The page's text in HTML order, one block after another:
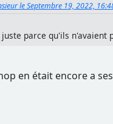
le Septembre 19, 2022,
parce qu'ils n'avaient
en était encore a